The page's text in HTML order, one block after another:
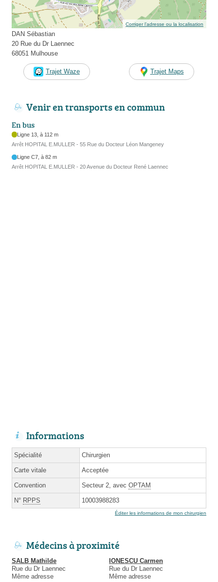
Corriger l’adresse ou la localisation
DAN Sébastian
20 Rue du Dr Laennec
68051 Mulhouse
Trajet Waze Trajet Maps
Venir en transports en commun
En bus
Ligne 13, à 112 m
Arrêt HOPITAL E.MULLER - 55 Rue du Docteur Léon Mangeney
Ligne C7, à 82 m
Arrêt HOPITAL E.MULLER - 20 Avenue du Docteur René Laennec
Informations
Spécialité Chirurgien
Carte vitale Acceptée
Convention Secteur 2, avec OPTAM
N° RPPS 10003988283
Éditer les informations de mon chirurgien
Médecins à proximité
SALB Mathilde
Rue du Dr Laennec
Même adresse
IONESCU Carmen
Rue du Dr Laennec
Même adresse